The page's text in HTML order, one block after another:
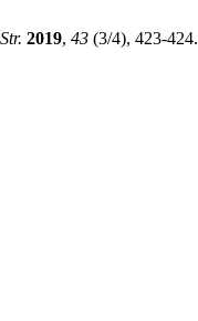
Str. 2019, 43 (3/4), 423-424.